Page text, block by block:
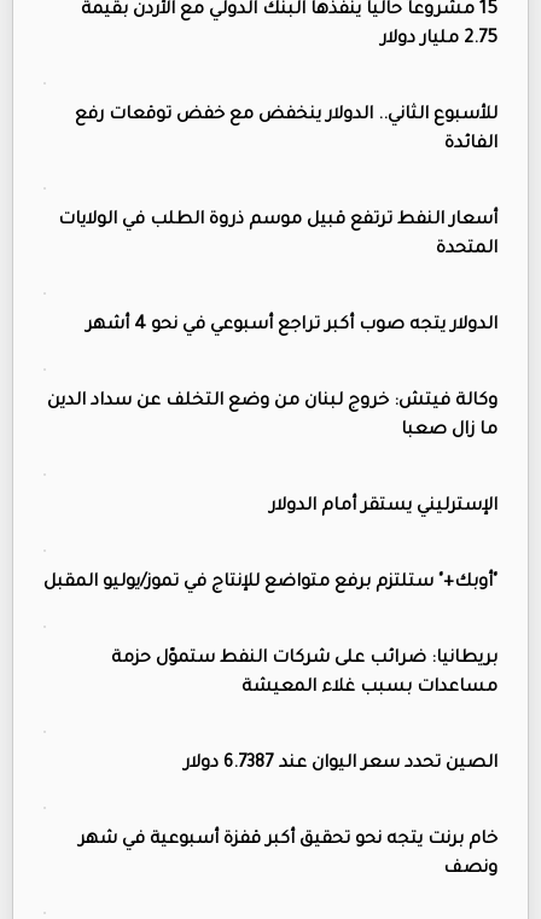
15 مشروعاً حالياً ينفذها البنك الدولي مع الأردن بقيمة
2.75 مليار دولار
للأسبوع الثاني.. الدولار ينخفض مع خفض توقعات رفع
الفائدة
أسعار النفط ترتفع قبيل موسم ذروة الطلب في الولايات
المتحدة
الدولار يتجه صوب أكبر تراجع أسبوعي في نحو 4 أشهر
وكالة فيتش: خروج لبنان من وضع التخلف عن سداد الدين
ما زال صعبا
الإسترليني يستقر أمام الدولار
"أوبك+" ستلتزم برفع متواضع للإنتاج في تموز/يوليو المقبل
بريطانيا: ضرائب على شركات النفط ستموّل حزمة
مساعدات بسبب غلاء المعيشة
الصين تحدد سعر اليوان عند 6.7387 دولار
خام برنت يتجه نحو تحقيق أكبر قفزة أسبوعية في شهر
ونصف